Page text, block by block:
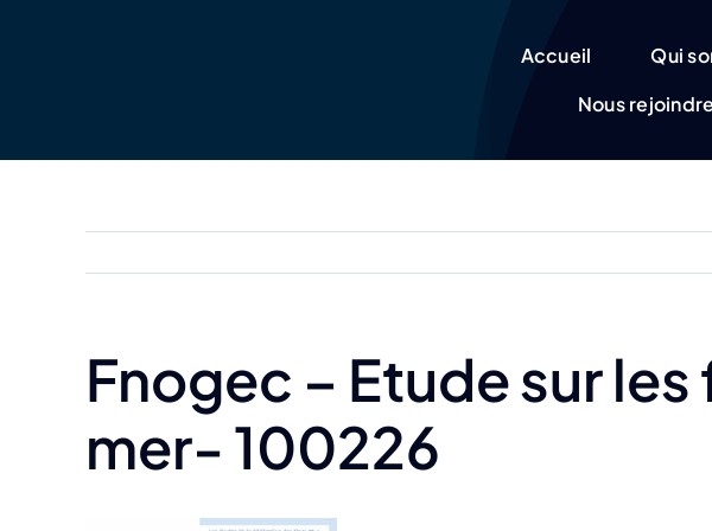
Accueil Qui
Nous rejoindre
Fnogec – Etude sur
mer- 100226